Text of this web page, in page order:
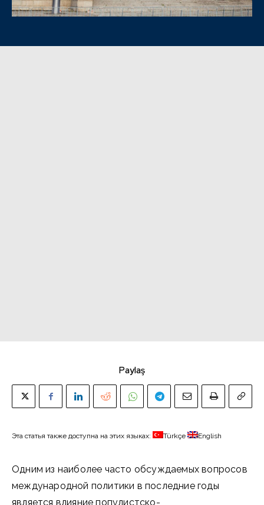
Paylaş
Эта статья также доступна на этих языках: Türkçe English
Одним из наиболее часто обсуждаемых вопросов
международной политики в последние годы
является влияние популистско-